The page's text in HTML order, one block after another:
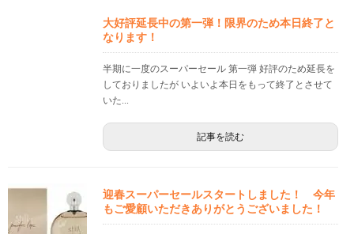
大好評延長中の第一弾！限界のため本日終了と
なります！
半期に一度のスーパーセール 第一弾 好評のため延長を
しておりましたが いよいよ本日をもって終了とさせて
いた...
記事を読む
迎春スーパーセールスタートしました！ 今年
もご愛顧いただきありがとうございました！